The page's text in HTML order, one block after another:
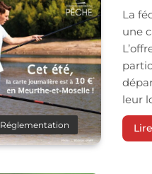
Réglementation
La
une
leur